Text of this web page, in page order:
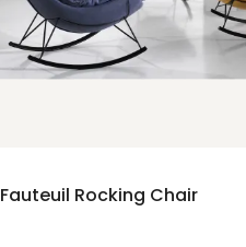
Fauteuil Rocking Chair